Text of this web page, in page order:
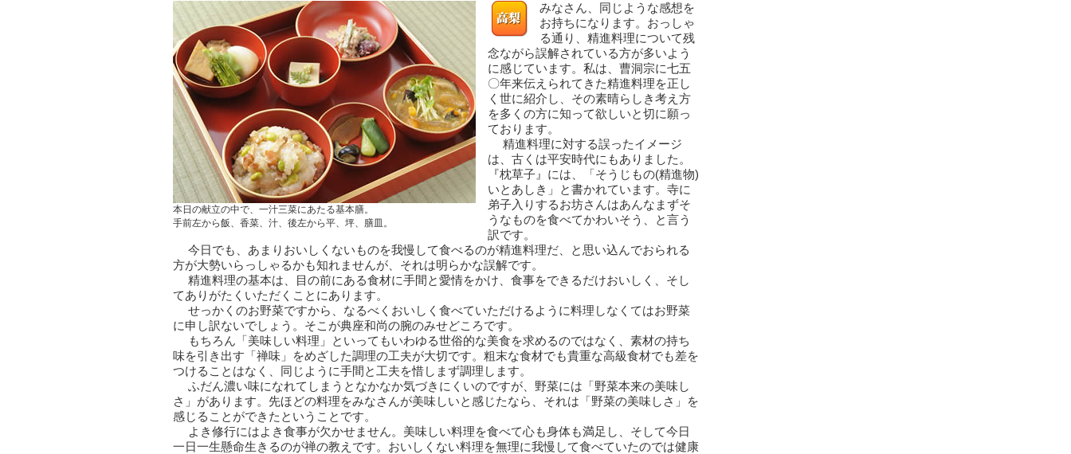
本日の献立の中で、一汁三菜にあたる基本膳。
手前左から飯、香菜、汁、後左から平、坪、膳皿。
みなさん、同じような感想を
お持ちになります。おっしゃ
る通り、精進料理について残
念ながら誤解されている方が多いよう
に感じています。私は、曹洞宗に七五
〇年来伝えられてきた精進料理を正し
く世に紹介し、その素晴らしき考え方
を多くの方に知って欲しいと切に願っ
ております。
精進料理に対する誤ったイメージ
は、古くは平安時代にもありました。
『枕草子』には、「そうじもの(精進物)
いとあしき」と書かれています。寺に
弟子入りするお坊さんはあんなまずそ
うなものを食べてかわいそう、と言う
訳です。
今日でも、あまりおいしくないものを我慢して食べるのが精進料理だ、と思い込んでおられる
方が大勢いらっしゃるかも知れませんが、それは明らかな誤解です。
精進料理の基本は、目の前にある食材に手間と愛情をかけ、食事をできるだけおいしく、そし
てありがたくいただくことにあります。
せっかくのお野菜ですから、なるべくおいしく食べていただけるように料理しなくてはお野菜
に申し訳ないでしょう。そこが典座和尚の腕のみせどころです。
もちろん「美味しい料理」といってもいわゆる世俗的な美食を求めるのではなく、素材の持ち
味を引き出す「禅味」をめざした調理の工夫が大切です。粗末な食材でも貴重な高級食材でも差を
つけることはなく、同じように手間と工夫を惜しまず調理します。
ふだん濃い味になれてしまうとなかなか気づきにくいのですが、野菜には「野菜本来の美味し
さ」があります。先ほどの料理をみなさんが美味しいと感じたなら、それは「野菜の美味しさ」を
感じることができたということです。
よき修行にはよき食事が欠かせません。美味しい料理を食べて心も身体も満足し、そして今日
一日一生懸命生きるのが禅の教えです。おいしくない料理を無理に我慢して食べていたのでは健康